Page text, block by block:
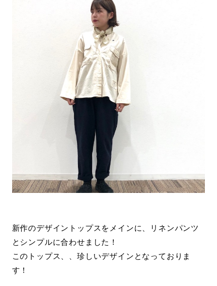
新作のデザイントップスをメインに、リネンパンツ
とシンプルに合わせました！
このトップス、、珍しいデザインとなっておりま
す！